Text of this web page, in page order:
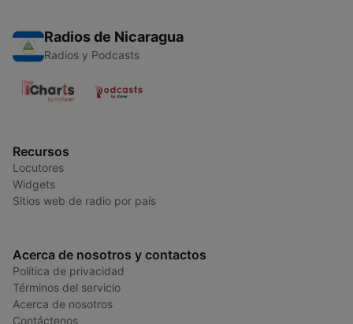
Radios de Nicaragua
Radios y Podcasts
Recursos
Locutores
Widgets
Sitios web de radio por país
Acerca de nosotros y contactos
Política de privacidad
Términos del servicio
Acerca de nosotros
Contáctenos